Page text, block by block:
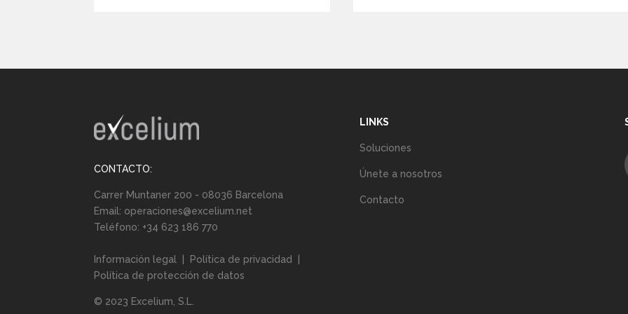
CONTACTO:
Carrer Muntaner 200 - 08036 Barcelona
Email: operaciones@excelium.net
Teléfono: +34 623 186 770
Información legal Política de privacidad
Política de protección de datos
© 2023 Excelium, S.L.
LINKS
Soluciones
Únete a nosotros
Contacto